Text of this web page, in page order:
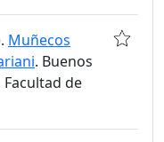
Muñecos
. Buenos
de